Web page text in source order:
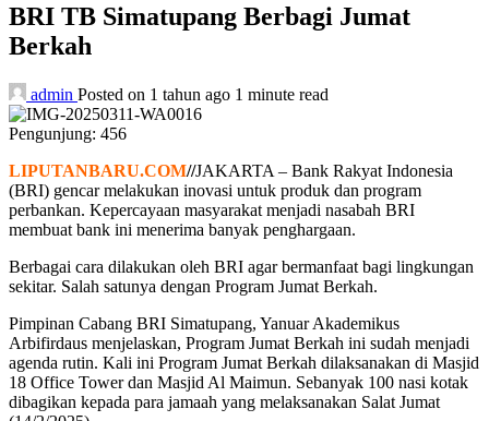
BRI TB Simatupang Berbagi Jumat
Berkah
admin Posted on 1 tahun ago 1 minute read
Pengunjung: 456
LIPUTANBARU.COM//JAKARTA – Bank Rakyat Indonesia
(BRI) gencar melakukan inovasi untuk produk dan program
perbankan. Kepercayaan masyarakat menjadi nasabah BRI
membuat bank ini menerima banyak penghargaan.
Berbagai cara dilakukan oleh BRI agar bermanfaat bagi lingkungan
sekitar. Salah satunya dengan Program Jumat Berkah.
Pimpinan Cabang BRI Simatupang, Yanuar Akademikus
Arbifirdaus menjelaskan, Program Jumat Berkah ini sudah menjadi
agenda rutin. Kali ini Program Jumat Berkah dilaksanakan di Masjid
18 Office Tower dan Masjid Al Maimun. Sebanyak 100 nasi kotak
dibagikan kepada para jamaah yang melaksanakan Salat Jumat